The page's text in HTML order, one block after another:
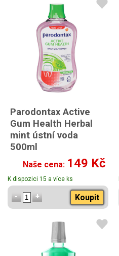
Parodontax Active
Gum Health Herbal
mint ústní voda
500ml
Naše cena: 149 Kč
K dispozici 15 a více ks
Koupit